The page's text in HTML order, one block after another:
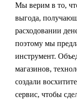
Мы верим в то,
выгода,
расходовании
поэтому мы
инструмент.
магазинов,
создали
сервис, чтобы